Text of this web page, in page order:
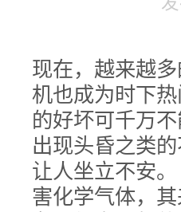
现在，越来越
机也成为时下
的好坏可千万
出现头昏之类
让人坐立不安
害化学气体，